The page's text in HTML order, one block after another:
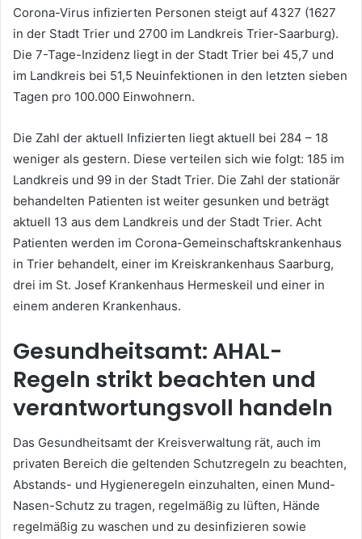
Corona-Virus infizierten Personen steigt auf 4327 (1627
in der Stadt Trier und 2700 im Landkreis Trier-Saarburg).
Die 7-Tage-Inzidenz liegt in der Stadt Trier bei 45,7 und
im Landkreis bei 51,5 Neuinfektionen in den letzten sieben
Tagen pro 100.000 Einwohnern.
Die Zahl der aktuell Infizierten liegt aktuell bei 284 – 18
weniger als gestern. Diese verteilen sich wie folgt: 185 im
Landkreis und 99 in der Stadt Trier. Die Zahl der stationär
behandelten Patienten ist weiter gesunken und beträgt
aktuell 13 aus dem Landkreis und der Stadt Trier. Acht
Patienten werden im Corona-Gemeinschaftskrankenhaus
in Trier behandelt, einer im Kreiskrankenhaus Saarburg,
drei im St. Josef Krankenhaus Hermeskeil und einer in
einem anderen Krankenhaus.
Gesundheitsamt: AHAL-
Regeln strikt beachten und
verantwortungsvoll handeln
Das Gesundheitsamt der Kreisverwaltung rät, auch im
privaten Bereich die geltenden Schutzregeln zu beachten,
Abstands- und Hygieneregeln einzuhalten, einen Mund-
Nasen-Schutz zu tragen, regelmäßig zu lüften, Hände
regelmäßig zu waschen und zu desinfizieren sowie